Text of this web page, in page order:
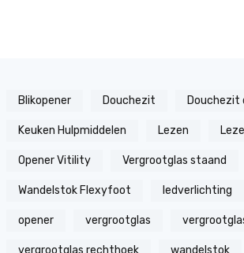
Blikopener Douchezit Douchezit
Keuken Hulpmiddelen Lezen
Opener Vitility Vergrootglas staand
Wandelstok Flexyfoot ledverlichting
opener vergrootglas
vergrootglas rechthoek wandelstok